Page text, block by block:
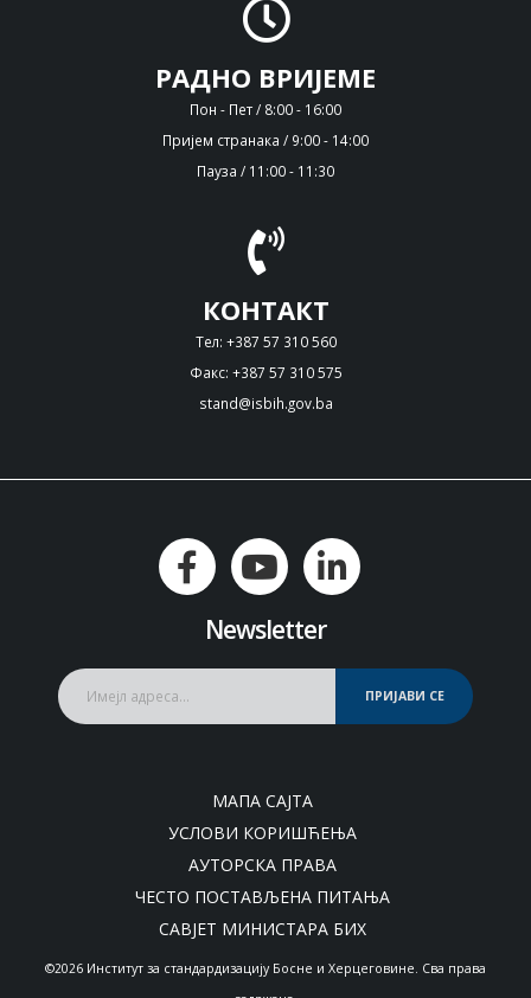
РАДНО ВРИЈЕМЕ
Пон - Пет / 8:00 - 16:00
Пријем странака / 9:00 - 14:00
Пауза / 11:00 - 11:30
КОНТАКТ
Тел: +387 57 310 560
Факс: +387 57 310 575
stand@isbih.gov.ba
Newsletter
ПРИЈАВИ СЕ
МАПА САЈТА
УСЛОВИ КОРИШЋЕЊА
АУТОРСКА ПРАВА
ЧЕСТО ПОСТАВЉЕНА ПИТАЊА
САВЈЕТ МИНИСТАРА БИХ
©2026 Институт за стандардизацију Босне и Херцеговине. Сва права